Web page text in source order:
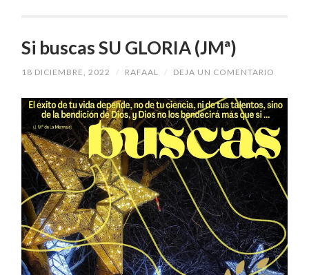
Si buscas SU GLORIA (JMª)
18 DICIEMBRE, 2022 / RAFAAL / DEJA UN COMENTARIO